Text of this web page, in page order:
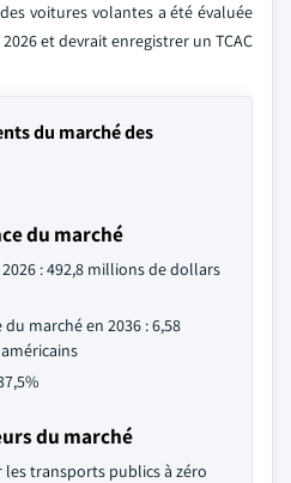
voitures volantes a été évaluée
et devrait enregistrer un TCAC
du marché des
du marché
: 492,8 millions de dollars
marché en 2036 : 6,58
du marché
les transports publics à zéro